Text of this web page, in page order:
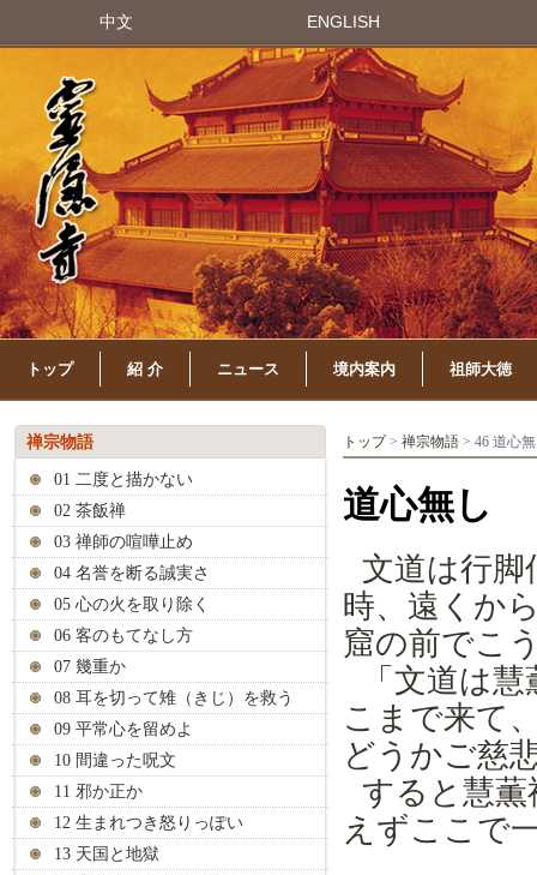
中文 ENGLISH
トップ 紹 介 ニュース 境内案内 祖師大徳
禅宗物語
01 二度と描かない
02 茶飯禅
03 禅師の喧嘩止め
04 名誉を断る誠実さ
05 心の火を取り除く
06 客のもてなし方
07 幾重か
08 耳を切って雉（きじ）を救う
09 平常心を留めよ
10 間違った呪文
11 邪か正か
12 生まれつき怒りっぽい
13 天国と地獄
トップ> 禅宗物語 > 46 道心
道心無し
文道は行脚
時、遠くか
窟の前でこ
「 文道は慧
こまで来て
どう かご慈
すると慧
えずここで